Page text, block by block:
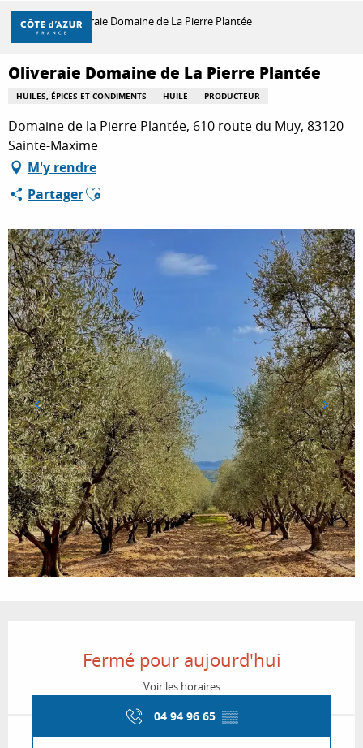
Aller
contenu
principal
DÉCOUVRIR
À FAIRE
SÉJOURNER
Accueil Oliveraie Domaine de La Pierre Plantée
Oliveraie Domaine de La Pierre Plantée
HUILES, ÉPICES ET CONDIMENTS HUILE PRODUCTEUR
Domaine de la Pierre Plantée, 610 route du Muy, 83120
Sainte-Maxime
M'y rendre
PartagerAjouter aux favoris
Fermé pour aujourd'hui
Voir les horaires
04 94 96 65 ▒▒